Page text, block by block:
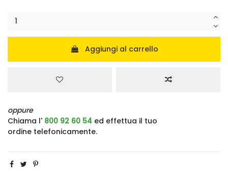
Aggiungi al carrello
oppure
Chiama l' 800 92 60 54 ed effettua il tuo
ordine telefonicamente.